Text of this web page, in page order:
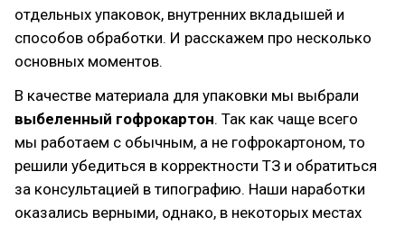
отдельных упаковок, внутренних вкладышей и
способов обработки. И расскажем про несколько
основных моментов.
В качестве материала для упаковки мы выбрали
выбеленный гофрокартон. Так как чаще всего
мы работаем с обычным, а не гофрокартоном, то
решили убедиться в корректности ТЗ и обратиться
за консультацией в типографию. Наши наработки
оказались верными, однако, в некоторых местах